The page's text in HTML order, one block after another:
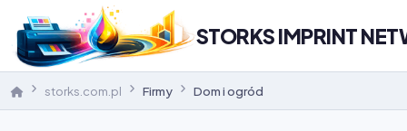
STORKS IMPRINT
storks.com.pl Firmy Dom i ogród